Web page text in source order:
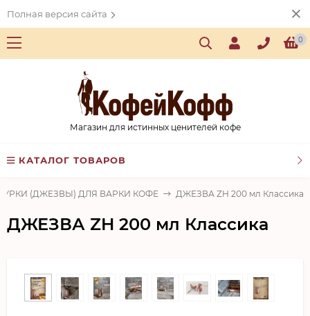
Полная версия сайта
0
Магазин для истинных ценителей кофе
КАТАЛОГ ТОВАРОВ
(ДЖЕЗВЫ) ДЛЯ ВАРКИ КОФЕ ДЖЕЗВА ZH 200 мл Классика
ДЖЕЗВА ZH 200 мл Классика